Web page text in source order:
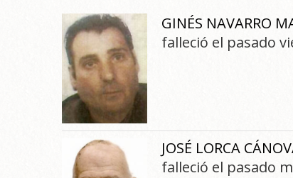
GINÉS NAVARRO
falleció el pasado
JOSÉ LORCA
falleció el pasado